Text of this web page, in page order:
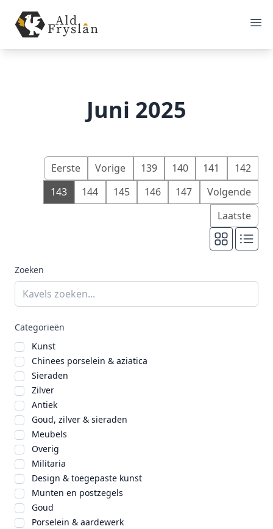
Juni 2025
Eerste Vorige 139 140 141
142
143
144 145 146 147
Volgende
Laatste
Zoeken
Categorieën
Kunst
Chinees porselein & aziatica
Sieraden
Zilver
Antiek
Goud, zilver & sieraden
Meubels
Overig
Militaria
Design & toegepaste kunst
Munten en postzegels
Goud
Porselein & aardewerk